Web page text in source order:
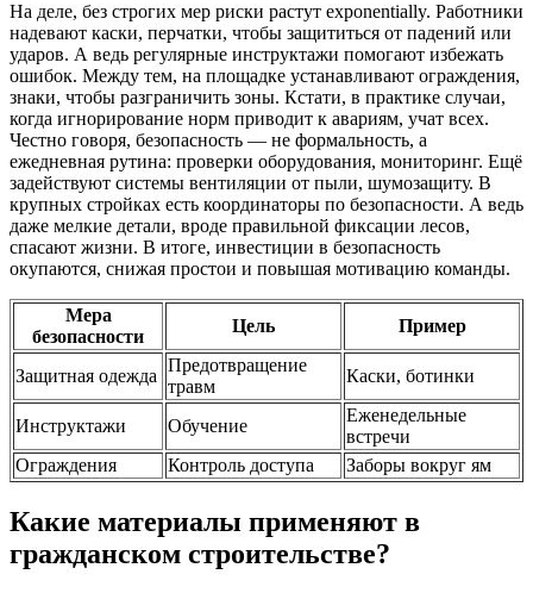
На деле, без строгих мер риски растут exponentially. Работники
надевают каски, перчатки, чтобы защититься от падений или
ударов. А ведь регулярные инструктажи помогают избежать
ошибок. Между тем, на площадке устанавливают ограждения,
знаки, чтобы разграничить зоны. Кстати, в практике случаи,
когда игнорирование норм приводит к авариям, учат всех.
Честно говоря, безопасность — не формальность, а
ежедневная рутина: проверки оборудования, мониторинг. Ещё
задействуют системы вентиляции от пыли, шумозащиту. В
крупных стройках есть координаторы по безопасности. А ведь
даже мелкие детали, вроде правильной фиксации лесов,
спасают жизни. В итоге, инвестиции в безопасность
окупаются, снижая простои и повышая мотивацию команды.
Мера
безопасности
Цель Пример
Защитная одежда
Предотвращение
травм
Каски, ботинки
Инструктажи Обучение
Еженедельные
встречи
Ограждения
Контроль доступа Заборы вокруг ям
Какие материалы применяют в
гражданском строительстве?